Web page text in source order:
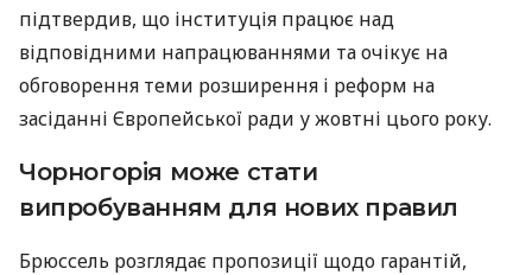
підтвердив, що інституція працює над
відповідними напрацюваннями та очікує на
обговорення теми розширення і реформ на
засіданні Європейської ради у жовтні цього року.
Чорногорія може стати
випробуванням для нових правил
Брюссель розглядає пропозиції щодо гарантій,